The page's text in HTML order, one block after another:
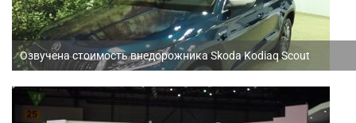
Озвучена стоимость внедорожника Skoda Kodiaq Scout